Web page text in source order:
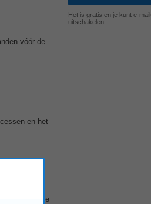
vóór de
en het
met je
Het is gratis en je kunt e-
uitschakelen